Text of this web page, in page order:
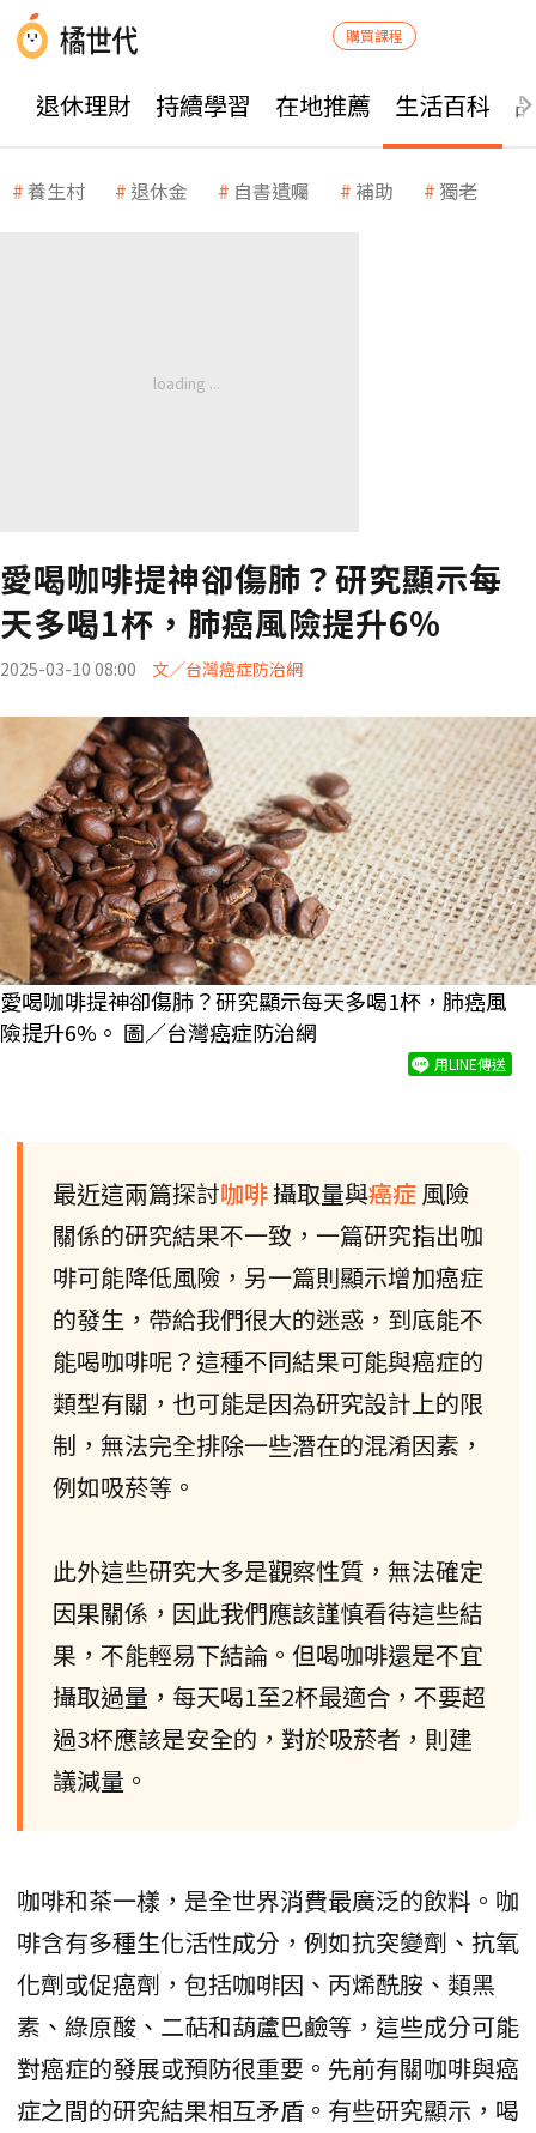
購買課程
退休理財 持續學習 在地推薦 生活百科
養生村 退休金 自書遺囑 補助 獨老
愛喝咖啡提神卻傷肺？研究顯示每
天多喝1杯，肺癌風險提升6%
2025-03-10 08:00 文／台灣癌症防治網
愛喝咖啡提神卻傷肺？研究顯示每天多喝1杯，肺癌風
險提升6%。 圖／台灣癌症防治網
用LINE傳送
最近這兩篇探討咖啡攝取量與癌症風險
關係的研究結果不一致，一篇研究指出咖
啡可能降低風險，另一篇則顯示增加癌症
的發生，帶給我們很大的迷惑，到底能不
能喝咖啡呢？這種不同結果可能與癌症的
類型有關，也可能是因為研究設計上的限
制，無法完全排除一些潛在的混淆因素，
例如吸菸等。
此外這些研究大多是觀察性質，無法確定
因果關係，因此我們應該謹慎看待這些結
果，不能輕易下結論。但喝咖啡還是不宜
攝取過量，每天喝1至2杯最適合，不要超
過3杯應該是安全的，對於吸菸者，則建
議減量。
咖啡和茶一樣，是全世界消費最廣泛的飲料。咖
啡含有多種生化活性成分，例如抗突變劑、抗氧
化劑或促癌劑，包括咖啡因、丙烯酰胺、類黑
素、綠原酸、二萜和葫蘆巴鹼等，這些成分可能
對癌症的發展或預防很重要。先前有關咖啡與癌
症之間的研究結果相互矛盾。有些研究顯示，喝